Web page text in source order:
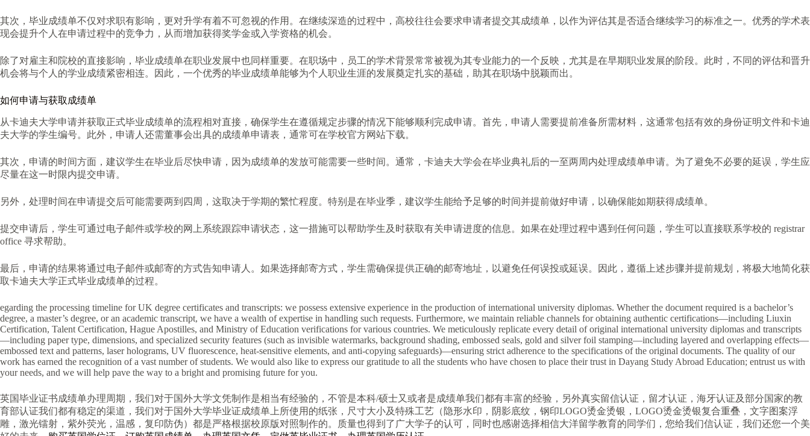
其次，毕业成绩单不仅对求职有影响，更对升学有着不可忽视的作用。在继续深造的过程中，高校往往会要求申请者提交其成绩单，以作为评估其是否适合继续学习的标准之一。优秀的学术表
现会提升个人在申请过程中的竞争力，从而增加获得奖学金或入学资格的机会。
除了对雇主和院校的直接影响，毕业成绩单在职业发展中也同样重要。在职场中，员工的学术背景常常被视为其专业能力的一个反映，尤其是在早期职业发展的阶段。此时，不同的评估和晋升
机会将与个人的学业成绩紧密相连。因此，一个优秀的毕业成绩单能够为个人职业生涯的发展奠定扎实的基础，助其在职场中脱颖而出。
如何申请与获取成绩单
从卡迪夫大学申请并获取正式毕业成绩单的流程相对直接，确保学生在遵循规定步骤的情况下能够顺利完成申请。首先，申请人需要提前准备所需材料，这通常包括有效的身份证明文件和卡迪
夫大学的学生编号。此外，申请人还需董事会出具的成绩单申请表，通常可在学校官方网站下载。
其次，申请的时间方面，建议学生在毕业后尽快申请，因为成绩单的发放可能需要一些时间。通常，卡迪夫大学会在毕业典礼后的一至两周内处理成绩单申请。为了避免不必要的延误，学生应
尽量在这一时限内提交申请。
另外，处理时间在申请提交后可能需要两到四周，这取决于学期的繁忙程度。特别是在毕业季，建议学生能给予足够的时间并提前做好申请，以确保能如期获得成绩单。
提交申请后，学生可通过电子邮件或学校的网上系统跟踪申请状态，这一措施可以帮助学生及时获取有关申请进度的信息。如果在处理过程中遇到任何问题，学生可以直接联系学校的 registrar
office 寻求帮助。
最后，申请的结果将通过电子邮件或邮寄的方式告知申请人。如果选择邮寄方式，学生需确保提供正确的邮寄地址，以避免任何误投或延误。因此，遵循上述步骤并提前规划，将极大地简化获
取卡迪夫大学正式毕业成绩单的过程。
egarding the processing timeline for UK degree certificates and transcripts: we possess extensive experience in the production of international university diplomas. Whether the document required is a bachelor’s
degree, a master’s degree, or an academic transcript, we have a wealth of expertise in handling such requests. Furthermore, we maintain reliable channels for obtaining authentic certifications—including Liuxin
Certification, Talent Certification, Hague Apostilles, and Ministry of Education verifications for various countries. We meticulously replicate every detail of original international university diplomas and transcripts
—including paper type, dimensions, and specialized security features (such as invisible watermarks, background shading, embossed seals, gold and silver foil stamping—including layered and overlapping effects—
embossed text and patterns, laser holograms, UV fluorescence, heat-sensitive elements, and anti-copying safeguards)—ensuring strict adherence to the specifications of the original documents. The quality of our
work has earned the recognition of a vast number of students. We would also like to express our gratitude to all the students who have chosen to place their trust in Dayang Study Abroad Education; entrust us with
your needs, and we will help pave the way to a bright and promising future for you.
英国毕业证书成绩单办理周期，我们对于国外大学文凭制作是相当有经验的，不管是本科/硕士又或者是成绩单我们都有丰富的经验，另外真实留信认证，留才认证，海牙认证及部分国家的教
育部认证我们都有稳定的渠道，我们对于国外大学毕业证成绩单上所使用的纸张，尺寸大小及特殊工艺（隐形水印，阴影底纹，钢印LOGO烫金烫银，LOGO烫金烫银复合重叠，文字图案浮
雕，激光镭射，紫外荧光，温感，复印防伪）都是严格根据校原版对照制作的。质量也得到了广大学子的认可，同时也感谢选择相信大洋留学教育的同学们，您给我们信认证，我们还您一个美